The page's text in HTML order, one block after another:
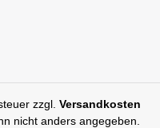
zzgl. Versandkosten
nicht anders angegeben.